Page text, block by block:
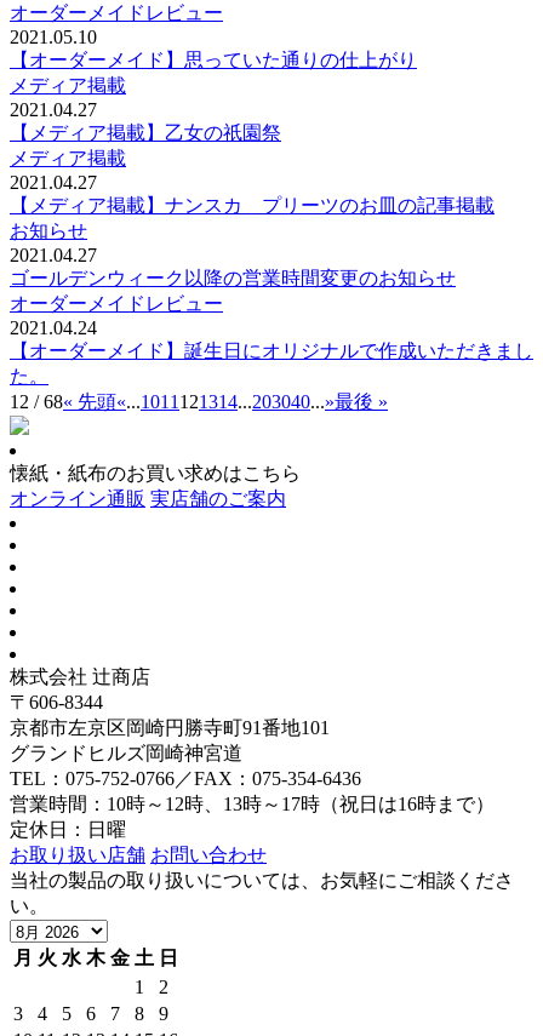
オーダーメイドレビュー
2021.05.10
【オーダーメイド】思っていた通りの仕上がり
メディア掲載
2021.04.27
【メディア掲載】乙女の祇園祭
メディア掲載
2021.04.27
【メディア掲載】ナンスカ プリーツのお皿の記事掲載
お知らせ
2021.04.27
ゴールデンウィーク以降の営業時間変更のお知らせ
オーダーメイドレビュー
2021.04.24
【オーダーメイド】誕生日にオリジナルで作成いただきまし
た。
12 / 68« 先頭«...1011 121314...203040...»最後 »
懐紙・紙布のお買い求めはこちら
オンライン通販 実店舗のご案内
株式会社 辻商店
〒606-8344
京都市左京区岡崎円勝寺町91番地101
グランドヒルズ岡崎神宮道
TEL：075-752-0766／FAX：075-354-6436
営業時間：10時～12時、13時～17時（祝日は16時まで）
定休日：日曜
お取り扱い店舗 お問い合わせ
当社の製品の取り扱いについては、お気軽にご相談くださ
い。
月 火 水 木 金 土 日
1
2
3
4 5 6 7 8
9